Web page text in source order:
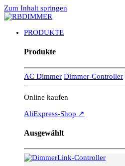
Zum Inhalt springen
PRODUKTE
Produkte
AC Dimmer Dimmer-Controller
Online kaufen
AliExpress-Shop ↗
Ausgewählt